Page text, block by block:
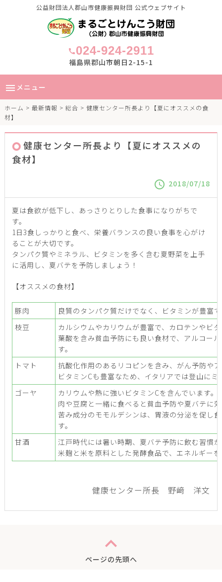
公益財団法人郡山市健康振興財団 公式ウェブサイト
call024-924-2911
福島県郡山市朝日2-15-1
menu メニュー
ホーム > 最新情報 > 総合 > 健康センター所長より【夏にオススメの食
材】
健康センター所長より【夏にオススメの
食材】
schedule 2018/07/18
夏は食欲が低下し、あっさりとりした食事になりがちで
す。
1日3食しっかりと食べ、栄養バランスの良い食事を心がけ
ることが大切です。
タンパク質やミネラル、ビタミンを多く含む夏野菜を上手
に活用し、夏バテを予防しましょう！
【オススメの食材】
豚肉
良質のタンパク質だけでなく、ビタミンが豊富
枝豆
カルシウムやカリウムが豊富で、カロテンやビ
葉酸を含み貧血予防にも良い食材で、アルコー
す。
トマト
抗酸化作用のあるリコピンを含み、がん予防や
ビタミンCも豊富なため、イタリアでは登山に
ゴーヤ
カリウムや熱に強いビタミンCを含んでいます。
肉や豆腐と一緒に食べると貧血予防や夏バテに
苦み成分のモモルデシンは、胃液の分泌を促し
す。
甘酒
江戸時代には暑い時期、夏バテ予防に飲む習慣
米麹と米を原料とした発酵食品で、エネルギー
健康センター所長 野﨑 洋文
expand_less
ページの先頭へ